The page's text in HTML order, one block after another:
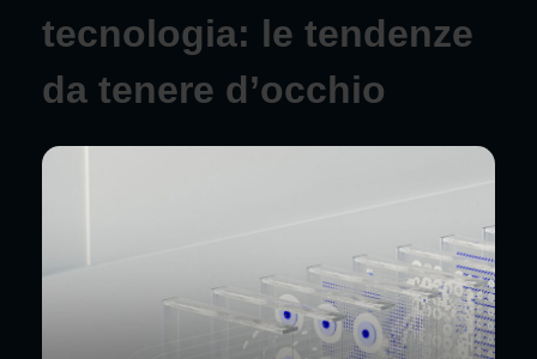
tecnologia: le tendenze
da tenere d’occhio